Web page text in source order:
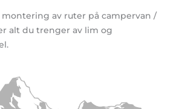
av ruter på campervan /
alt du trenger av lim og